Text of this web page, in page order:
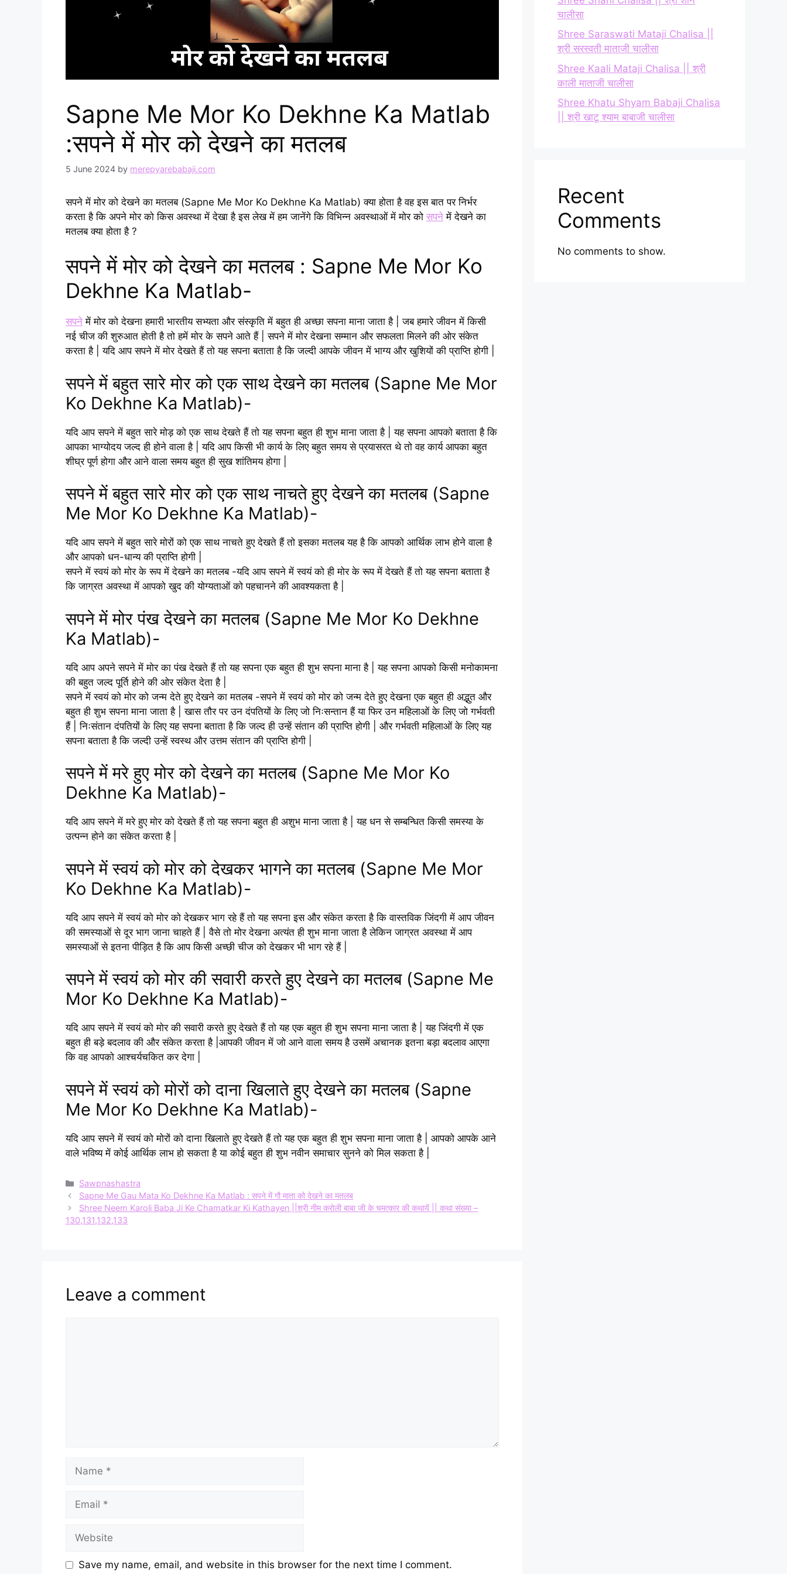
Sapne Me Mor Ko Dekhne Ka Matlab
:सपने में मोर को देखने का मतलब
5 June 2024 by merepyarebabaji.com
सपने में मोर को देखने का मतलब (Sapne Me Mor Ko Dekhne Ka Matlab) क्या होता है वह इस बात पर निर्भर
करता है कि अपने मोर को किस अवस्था में देखा है इस लेख में हम जानेंगे कि विभिन्न अवस्थाओं में मोर को सपने में देखने का
मतलब क्या होता है ?
सपने में मोर को देखने का मतलब : Sapne Me Mor Ko
Dekhne Ka Matlab-
सपने में मोर को देखना हमारी भारतीय सभ्यता और संस्कृति में बहुत ही अच्छा सपना माना जाता है | जब हमारे जीवन में किसी
नई चीज की शुरुआत होती है तो हमें मोर के सपने आते हैं | सपने में मोर देखना सम्मान और सफलता मिलने की ओर संकेत
करता है | यदि आप सपने में मोर देखते हैं तो यह सपना बताता है कि जल्दी आपके जीवन में भाग्य और खुशियों की प्राप्ति होगी |
सपने में बहुत सारे मोर को एक साथ देखने का मतलब (Sapne Me Mor
Ko Dekhne Ka Matlab)-
यदि आप सपने में बहुत सारे मोड़ को एक साथ देखते हैं तो यह सपना बहुत ही शुभ माना जाता है | यह सपना आपको बताता है कि
आपका भाग्योदय जल्द ही होने वाला है | यदि आप किसी भी कार्य के लिए बहुत समय से प्रयासरत थे तो वह कार्य आपका बहुत
शीघ्र पूर्ण होगा और आने वाला समय बहुत ही सुख शांतिमय होगा |
सपने में बहुत सारे मोर को एक साथ नाचते हुए देखने का मतलब (Sapne
Me Mor Ko Dekhne Ka Matlab)-
यदि आप सपने में बहुत सारे मोरों को एक साथ नाचते हुए देखते हैं तो इसका मतलब यह है कि आपको आर्थिक लाभ होने वाला है
और आपको धन-धान्य की प्राप्ति होगी |
सपने में स्वयं को मोर के रूप में देखने का मतलब -यदि आप सपने में स्वयं को ही मोर के रूप में देखते हैं तो यह सपना बताता है
कि जाग्रत अवस्था में आपको खुद की योग्यताओं को पहचानने की आवश्यकता है |
सपने में मोर पंख देखने का मतलब (Sapne Me Mor Ko Dekhne
Ka Matlab)-
यदि आप अपने सपने में मोर का पंख देखते हैं तो यह सपना एक बहुत ही शुभ सपना माना है | यह सपना आपको किसी मनोकामना
की बहुत जल्द पूर्ति होने की ओर संकेत देता है |
सपने में स्वयं को मोर को जन्म देते हुए देखने का मतलब -सपने में स्वयं को मोर को जन्म देते हुए देखना एक बहुत ही अद्भुत और
बहुत ही शुभ सपना माना जाता है | खास तौर पर उन दंपतियों के लिए जो निःसन्तान हैं या फिर उन महिलाओं के लिए जो गर्भवती
हैं | निःसंतान दंपतियों के लिए यह सपना बताता है कि जल्द ही उन्हें संतान की प्राप्ति होगी | और गर्भवती महिलाओं के लिए यह
सपना बताता है कि जल्दी उन्हें स्वस्थ और उत्तम संतान की प्राप्ति होगी |
सपने में मरे हुए मोर को देखने का मतलब (Sapne Me Mor Ko
Dekhne Ka Matlab)-
यदि आप सपने में मरे हुए मोर को देखते हैं तो यह सपना बहुत ही अशुभ माना जाता है | यह धन से सम्बन्धित किसी समस्या के
उत्पन्न होने का संकेत करता है |
सपने में स्वयं को मोर को देखकर भागने का मतलब (Sapne Me Mor
Ko Dekhne Ka Matlab)-
यदि आप सपने में स्वयं को मोर को देखकर भाग रहे हैं तो यह सपना इस और संकेत करता है कि वास्तविक जिंदगी में आप जीवन
की समस्याओं से दूर भाग जाना चाहते हैं | वैसे तो मोर देखना अत्यंत ही शुभ माना जाता है लेकिन जाग्रत अवस्था में आप
समस्याओं से इतना पीड़ित है कि आप किसी अच्छी चीज को देखकर भी भाग रहे हैं |
सपने में स्वयं को मोर की सवारी करते हुए देखने का मतलब (Sapne Me
Mor Ko Dekhne Ka Matlab)-
यदि आप सपने में स्वयं को मोर की सवारी करते हुए देखते हैं तो यह एक बहुत ही शुभ सपना माना जाता है | यह जिंदगी में एक
बहुत ही बड़े बदलाव की और संकेत करता है |आपकी जीवन में जो आने वाला समय है उसमें अचानक इतना बड़ा बदलाव आएगा
कि वह आपको आश्चर्यचकित कर देगा |
सपने में स्वयं को मोरों को दाना खिलाते हुए देखने का मतलब (Sapne
Me Mor Ko Dekhne Ka Matlab)-
यदि आप सपने में स्वयं को मोरों को दाना खिलाते हुए देखते हैं तो यह एक बहुत ही शुभ सपना माना जाता है | आपको आपके आने
वाले भविष्य में कोई आर्थिक लाभ हो सकता है या कोई बहुत ही शुभ नवीन समाचार सुनने को मिल सकता है |
Categories
Sawpnashastra
Sapne Me Gau Mata Ko Dekhne Ka Matlab : सपने में गौ माता को देखने का मतलब
Shree Neem Karoli Baba Ji Ke Chamatkar Ki Kathayen ||श्री नीम करोली बाबा जी के चमत्कार की कथायें || कथा संख्या –
130,131,132,133
Leave a comment
Name
Email
Website
Save my name, email, and website in this browser for the next time I comment.
चालीसा
Shree Saraswati Mataji Chalisa ||
श्री सरस्वती माताजी चालीसा
Shree Kaali Mataji Chalisa || श्री
काली माताजी चालीसा
Shree Khatu Shyam Babaji Chalisa
|| श्री खाटू श्याम बाबाजी चालीसा
Recent
Comments
No comments to show.